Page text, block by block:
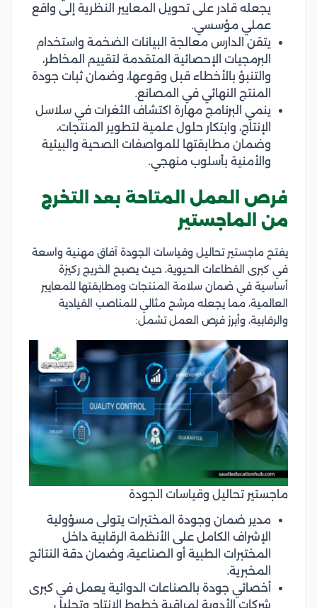
يجعله قادر على تحويل المعايير النظرية إلى واقع
عملي مؤسسي.
يتقن الدارس معالجة البيانات الضخمة واستخدام
البرمجيات الإحصائية المتقدمة لتقييم المخاطر،
والتنبؤ بالأخطاء قبل وقوعها، وضمان ثبات جودة
المنتج النهائي في المصانع.
ينمي البرنامج مهارة اكتشاف الثغرات في سلاسل
الإنتاج، وابتكار حلول علمية لتطوير المنتجات،
وضمان مطابقتها للمواصفات الصحية والبيئية
والأمنية بأسلوب منهجي.
فرص العمل المتاحة بعد التخرج
من الماجستير
يفتح ماجستير تحاليل وقياسات الجودة آفاق مهنية واسعة
في كبرى القطاعات الحيوية، حيث يصبح الخريج ركيزة
أساسية في ضمان سلامة المنتجات ومطابقتها للمعايير
العالمية، مما يجعله مرشح مثالي للمناصب القيادية
والرقابية، وأبرز فرص العمل تشمل:
ماجستير تحاليل وقياسات الجودة
مدير ضمان وجودة المختبرات يتولى مسؤولية
الإشراف الكامل على الأنظمة الرقابية داخل
المختبرات الطبية أو الصناعية، وضمان دقة النتائج
المخبرية.
أخصائي جودة بالصناعات الدوائية يعمل في كبرى
شركات الأدوية لمراقبة خطوط الإنتاج وتحليل